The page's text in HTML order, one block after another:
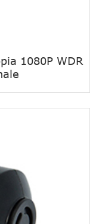
1080P WDR